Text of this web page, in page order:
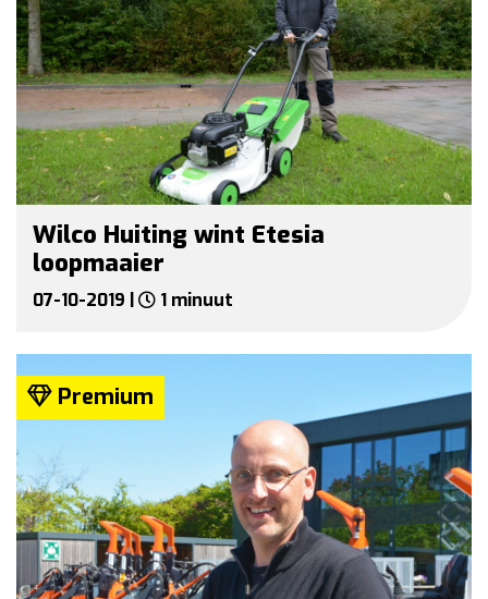
Wilco Huiting wint Etesia
loopmaaier
07-10-2019 | 1 minuut
Premium